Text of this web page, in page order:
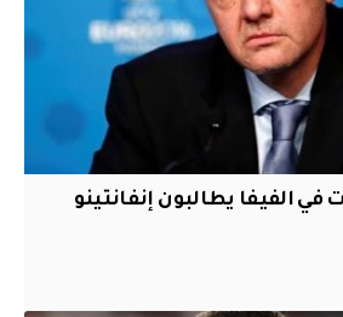
في الفيفا يطالبون إنفانتينو